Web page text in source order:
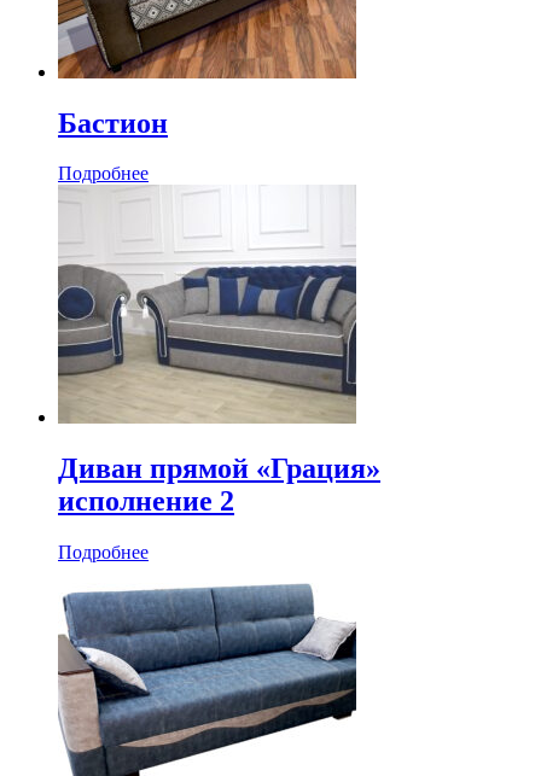
Бастион
Подробнее
Диван прямой «Грация»
исполнение 2
Подробнее